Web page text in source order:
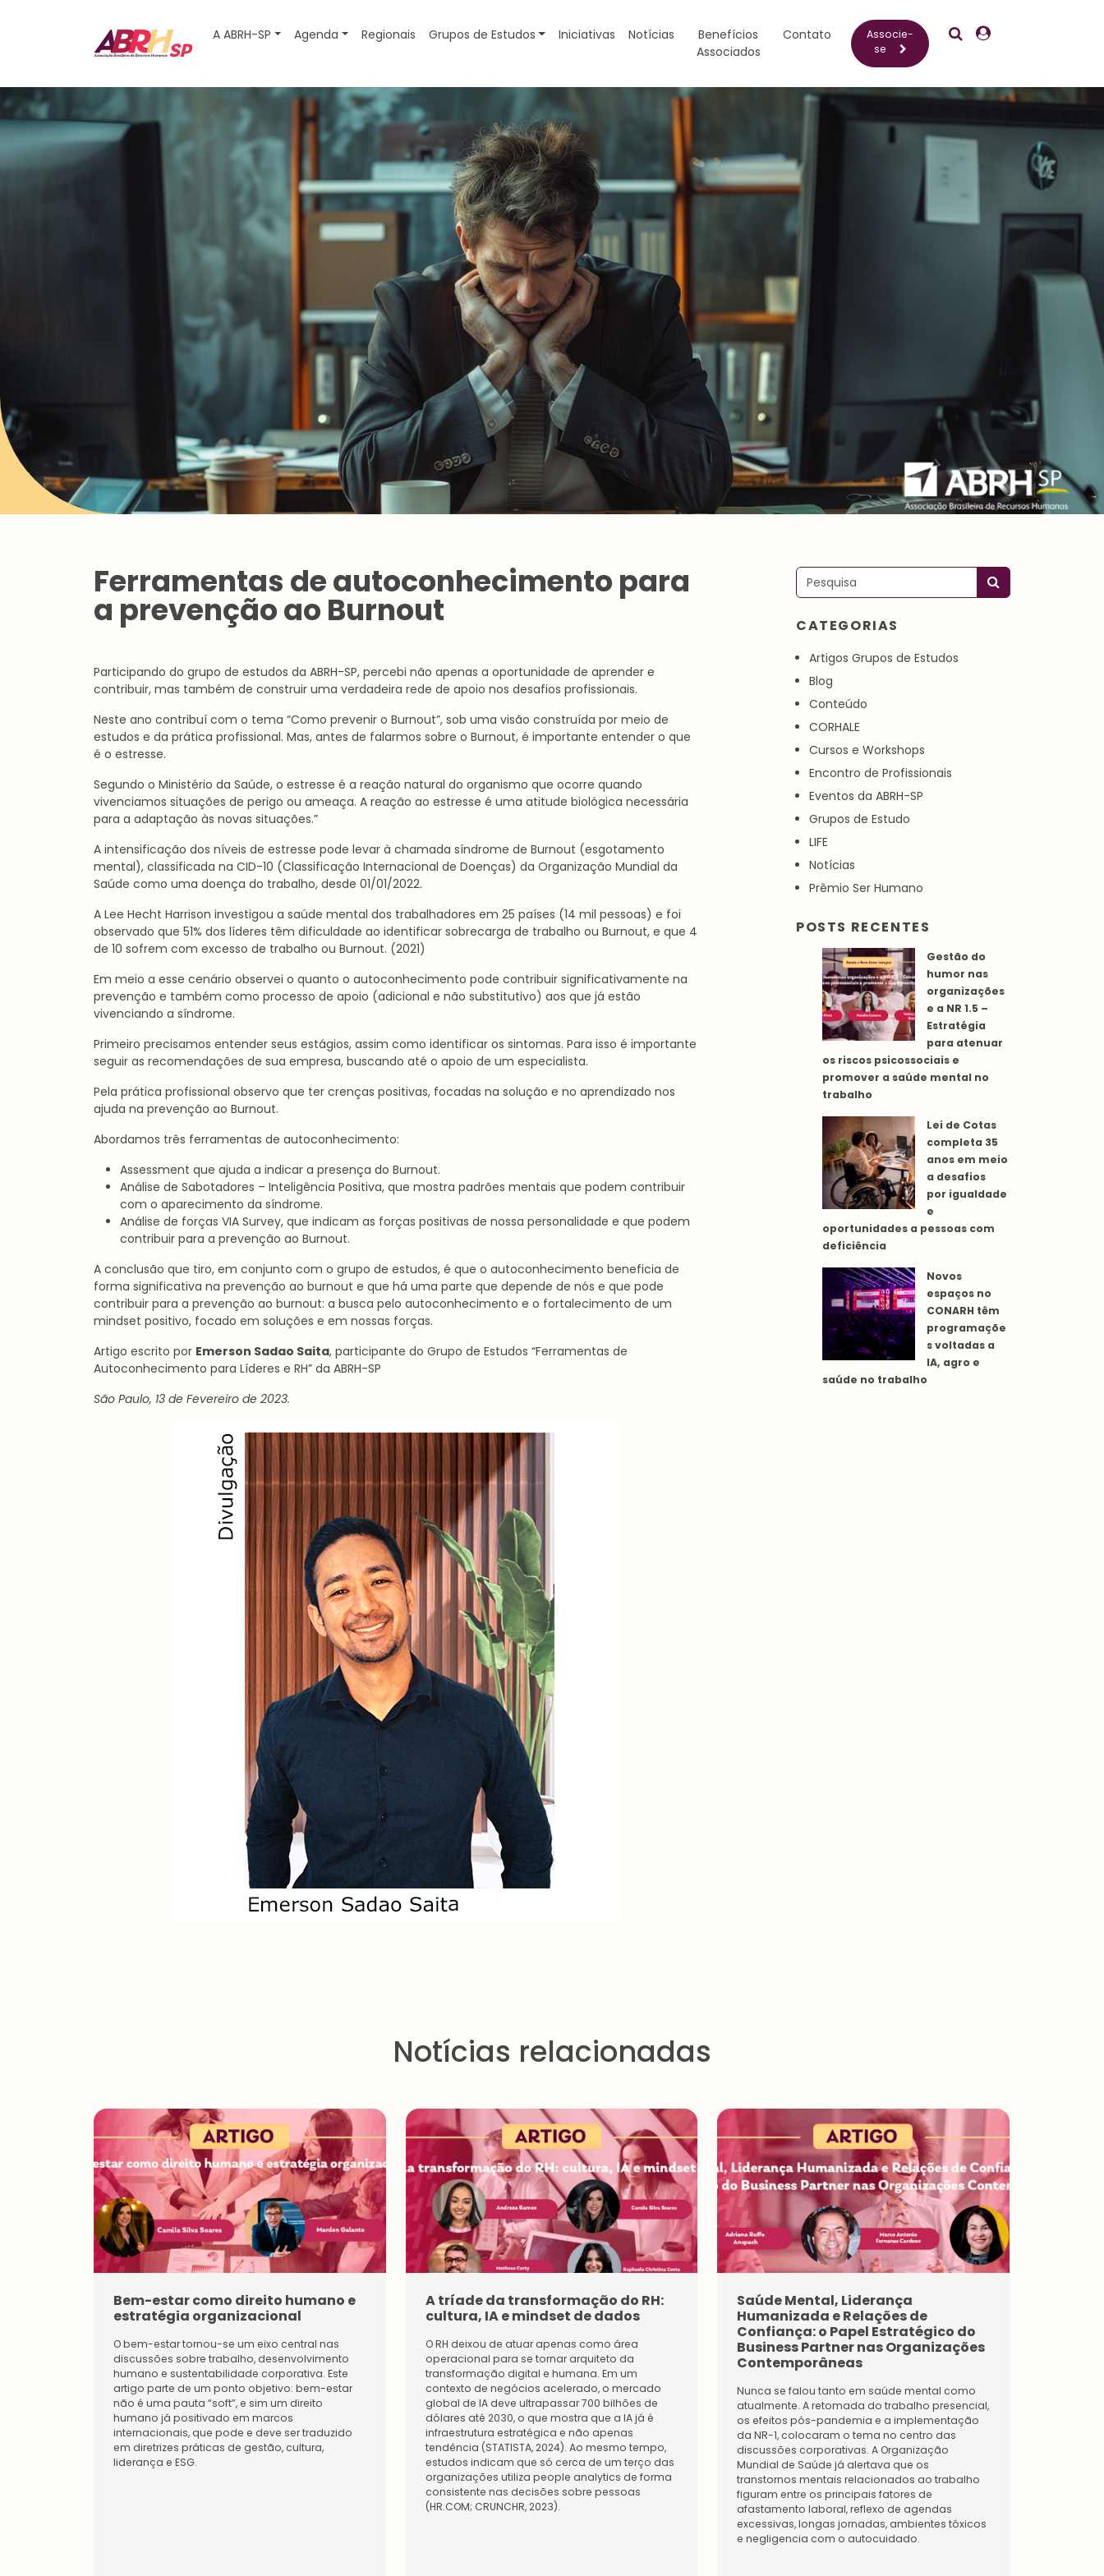
Navegação principal
A ABRH-SP Agenda Regionais Grupos de Estudos Iniciativas Notícias
Benefícios
Associados
Contato
Associe-
se
PesquisarCrescentia
Ferramentas de autoconhecimento para
a prevenção ao Burnout
Participando do grupo de estudos da ABRH-SP, percebi não apenas a oportunidade de aprender e
contribuir, mas também de construir uma verdadeira rede de apoio nos desafios profissionais.
Neste ano contribuí com o tema “Como prevenir o Burnout”, sob uma visão construída por meio de
estudos e da prática profissional. Mas, antes de falarmos sobre o Burnout, é importante entender o que
é o estresse.
Segundo o Ministério da Saúde, o estresse é a reação natural do organismo que ocorre quando
vivenciamos situações de perigo ou ameaça. A reação ao estresse é uma atitude biológica necessária
para a adaptação às novas situações.”
A intensificação dos níveis de estresse pode levar à chamada síndrome de Burnout (esgotamento
mental), classificada na CID-10 (Classificação Internacional de Doenças) da Organização Mundial da
Saúde como uma doença do trabalho, desde 01/01/2022.
A Lee Hecht Harrison investigou a saúde mental dos trabalhadores em 25 países (14 mil pessoas) e foi
observado que 51% dos líderes têm dificuldade ao identificar sobrecarga de trabalho ou Burnout, e que 4
de 10 sofrem com excesso de trabalho ou Burnout. (2021)
Em meio a esse cenário observei o quanto o autoconhecimento pode contribuir significativamente na
prevenção e também como processo de apoio (adicional e não substitutivo) aos que já estão
vivenciando a síndrome.
Primeiro precisamos entender seus estágios, assim como identificar os sintomas. Para isso é importante
seguir as recomendações de sua empresa, buscando até o apoio de um especialista.
Pela prática profissional observo que ter crenças positivas, focadas na solução e no aprendizado nos
ajuda na prevenção ao Burnout.
Abordamos três ferramentas de autoconhecimento:
Assessment que ajuda a indicar a presença do Burnout.
Análise de Sabotadores – Inteligência Positiva, que mostra padrões mentais que podem contribuir
com o aparecimento da síndrome.
Análise de forças VIA Survey, que indicam as forças positivas de nossa personalidade e que podem
contribuir para a prevenção ao Burnout.
A conclusão que tiro, em conjunto com o grupo de estudos, é que o autoconhecimento beneficia de
forma significativa na prevenção ao burnout e que há uma parte que depende de nós e que pode
contribuir para a prevenção ao burnout: a busca pelo autoconhecimento e o fortalecimento de um
mindset positivo, focado em soluções e em nossas forças.
Artigo escrito por Emerson Sadao Saita, participante do Grupo de Estudos “Ferramentas de
Autoconhecimento para Líderes e RH” da ABRH-SP
São Paulo, 13 de Fevereiro de 2023.
Pesquisar
CATEGORIAS
Artigos Grupos de Estudos
Blog
Conteúdo
CORHALE
Cursos e Workshops
Encontro de Profissionais
Eventos da ABRH-SP
Grupos de Estudo
LIFE
Notícias
Prêmio Ser Humano
POSTS RECENTES
Gestão do
humor nas
organizações
e a NR 1.5 –
Estratégia
para atenuar
os riscos psicossociais e
promover a saúde mental no
trabalho
Lei de Cotas
completa 35
anos em meio
a desafios
por igualdade
e
oportunidades a pessoas com
deficiência
Novos
espaços no
CONARH têm
programaçõe
s voltadas a
IA, agro e
saúde no trabalho
Notícias relacionadas
Bem-estar como direito humano e
estratégia organizacional
O bem-estar tornou-se um eixo central nas
discussões sobre trabalho, desenvolvimento
humano e sustentabilidade corporativa. Este
artigo parte de um ponto objetivo: bem-estar
não é uma pauta “soft”, e sim um direito
humano já positivado em marcos
internacionais, que pode e deve ser traduzido
em diretrizes práticas de gestão, cultura,
liderança e ESG.
A tríade da transformação do RH:
cultura, IA e mindset de dados
O RH deixou de atuar apenas como área
operacional para se tornar arquiteto da
transformação digital e humana. Em um
contexto de negócios acelerado, o mercado
global de IA deve ultrapassar 700 bilhões de
dólares até 2030, o que mostra que a IA já é
infraestrutura estratégica e não apenas
tendência (STATISTA, 2024). Ao mesmo tempo,
estudos indicam que só cerca de um terço das
organizações utiliza people analytics de forma
consistente nas decisões sobre pessoas
(HR.COM; CRUNCHR, 2023).
Saúde Mental, Liderança
Humanizada e Relações de
Confiança: o Papel Estratégico do
Business Partner nas Organizações
Contemporâneas
Nunca se falou tanto em saúde mental como
atualmente. A retomada do trabalho presencial,
os efeitos pós-pandemia e a implementação
da NR-1, colocaram o tema no centro das
discussões corporativas. A Organização
Mundial de Saúde já alertava que os
transtornos mentais relacionados ao trabalho
figuram entre os principais fatores de
afastamento laboral, reflexo de agendas
excessivas, longas jornadas, ambientes tóxicos
e negligencia com o autocuidado.
Estudantes
Inicie a
rede
de
conexõ
es na
maior
comun
idade
do
setor.
Conect
e-se
com
líderes
e
especi
alistas,
Pessoa
Física
one a
sua
a e
conect
e-se
com
os
especi
alistas
sobre
gestão
de
pesso
Pessoa
Física
Premium
Tenha
acesso
s
exclusi
Pessoa
Jurídica
Fortale
seu
negóci
o e
faça
parte
maior
comun
idade
de
Recurs
os
Human
os.
Conhe
ças os
benefí
Pessoa
Jurídica
Premium
Tenha
acesso
s
exclusi
diferen
ciados
da
maior
comun
de
Recurs
os
Human
os.
Conhe
ça os
benefí
cios
diferen
ciados